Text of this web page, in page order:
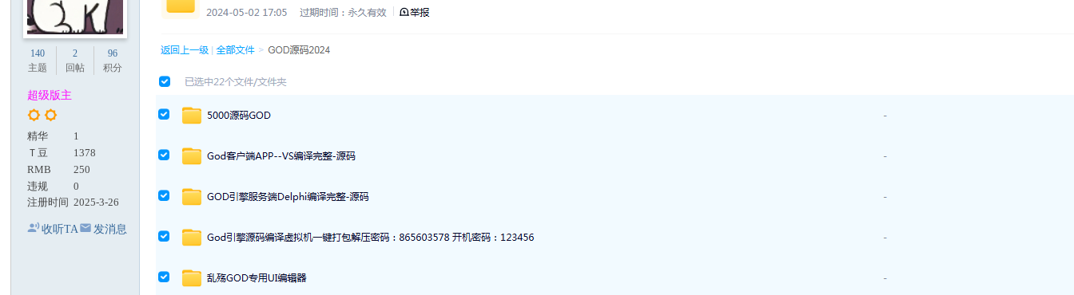
140
主题
2
回帖
96
积分
超级版主
精华
1
Ｔ豆
1378
RMB
250
违规
0
注册时间 2025-3-26
收听TA 发消息